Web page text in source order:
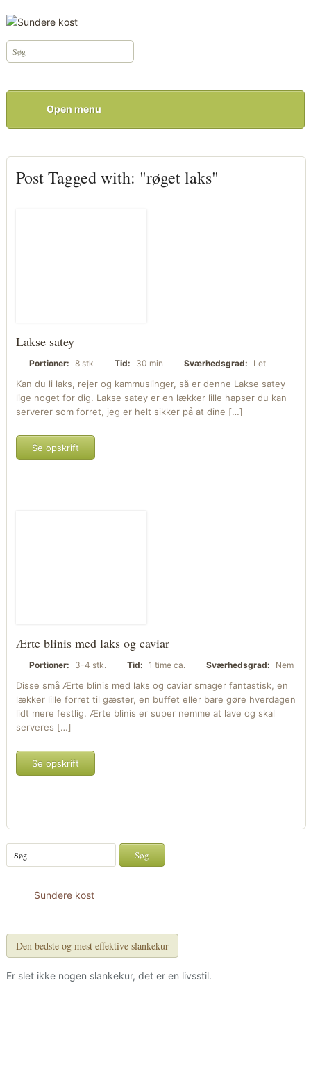
Open menu
Post Tagged with: "røget laks"
Lakse satey
Portioner: 8 stk Tid: 30 min Sværhedsgrad: Let
Kan du li laks, rejer og kammuslinger, så er denne Lakse satey
lige noget for dig. Lakse satey er en lækker lille hapser du kan
serverer som forret, jeg er helt sikker på at dine […]
Se opskrift
Ærte blinis med laks og caviar
Portioner: 3-4 stk. Tid: 1 time ca. Sværhedsgrad: Nem
Disse små Ærte blinis med laks og caviar smager fantastisk, en
lækker lille forret til gæster, en buffet eller bare gøre hverdagen
lidt mere festlig. Ærte blinis er super nemme at lave og skal
serveres […]
Se opskrift
Sundere kost
Den bedste og mest effektive slankekur
Er slet ikke nogen slankekur, det er en livsstil.